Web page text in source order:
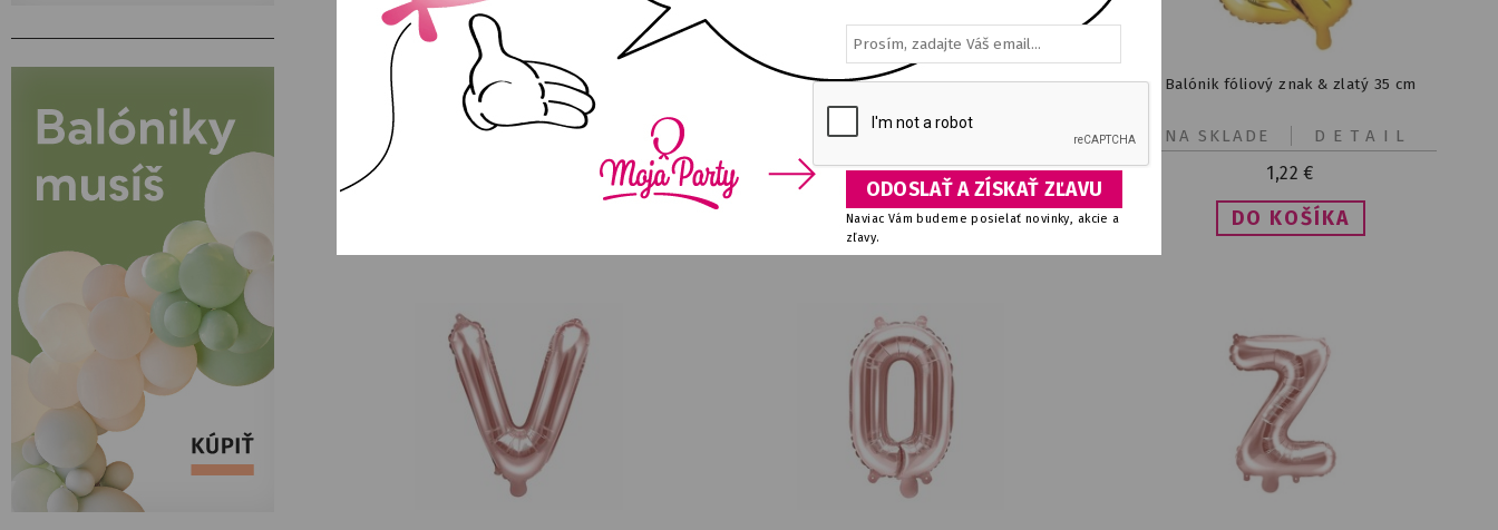
Naviac Vám budeme posielať novinky, akcie a
zľavy.
Balónový nápis Baby Shower ružový so
srdiečkami 45 cm
DETAIL
NA SKLADE
Balónik fóliový znak # zlatý 35 cm
1,22€
NA SKLADE
Balónik fóliový znak & zlatý 35 cm
1,22 €
DETAIL
NA SKLADE